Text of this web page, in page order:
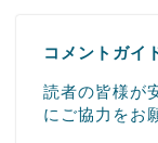
コメントガイ
読者の皆様が
にご協力をお